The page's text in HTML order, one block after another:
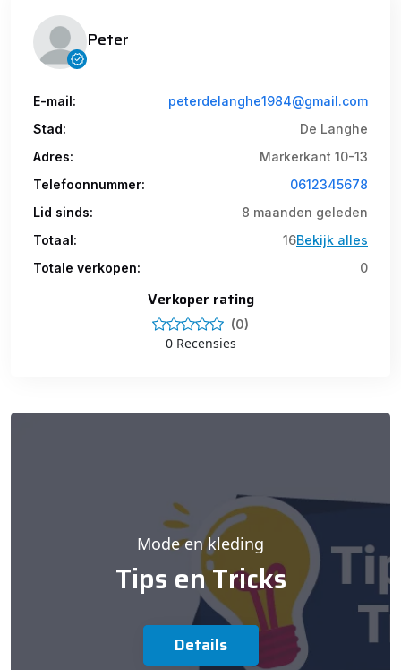
Peter
E-mail:
peterdelanghe1984@gmail.com
Stad:
De Langhe
Adres:
Markerkant 10-13
Telefoonnummer:
0612345678
Lid sinds:
8 maanden geleden
Totaal:
16Bekijk alles
Totale verkopen:
0
Verkoper rating
(0)
0 Recensies
Mode en kleding
Tips en Tricks
Details